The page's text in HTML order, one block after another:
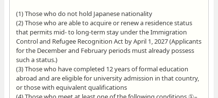
(1) Those who do not hold Japanese nationality
(2) Those who are able to acquire or renew a residence status
that permits mid- to long-term stay under the Immigration
Control and Refugee Recognition Act by April 1, 2027 (Applicants
for the December and February periods must already possess
such a status.)
(3) Those who have completed 12 years of formal education
abroad and are eligible for university admission in that country,
or those with equivalent qualifications